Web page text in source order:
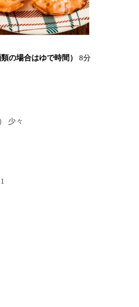
の場合はゆで時間） 8分
少々